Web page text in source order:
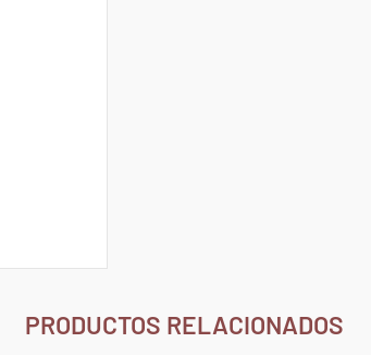
PRODUCTOS RELACIONADOS